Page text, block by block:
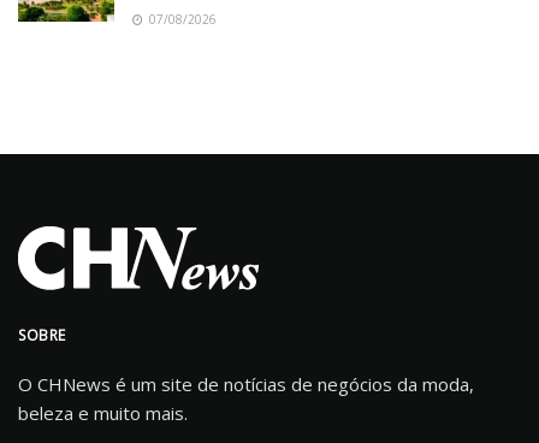
07/08/2026
SOBRE
O CHNews é um site de notícias de negócios da moda,
beleza e muito mais.